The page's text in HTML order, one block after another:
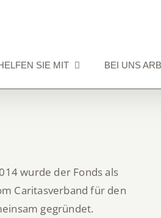
SIE MIT BEI UNS
wurde der Fonds als
Caritasverband für den
gegründet.